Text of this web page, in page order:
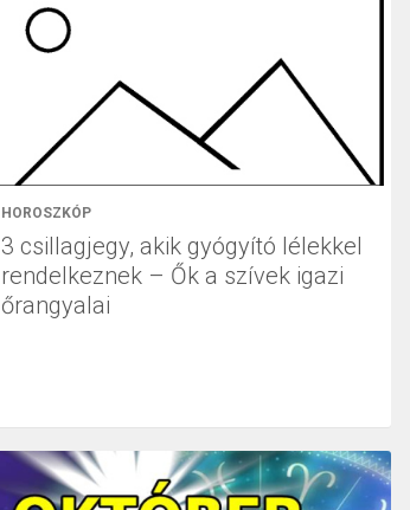
HOROSZKÓP
3 csillagjegy, akik gyógyító lélekkel
rendelkeznek – Ők a szívek igazi
őrangyalai